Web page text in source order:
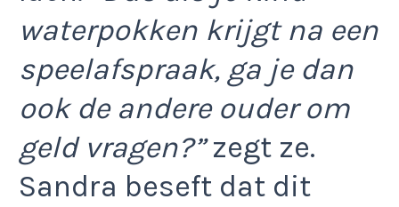
waterpokken krijgt na een
speelafspraak, ga je dan
ook de andere ouder om
geld vragen?”zegt ze.
Sandra beseft dat dit